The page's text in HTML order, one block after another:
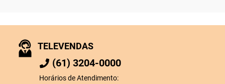
TELEVENDAS
(61) 3204-0000
Horários de Atendimento: